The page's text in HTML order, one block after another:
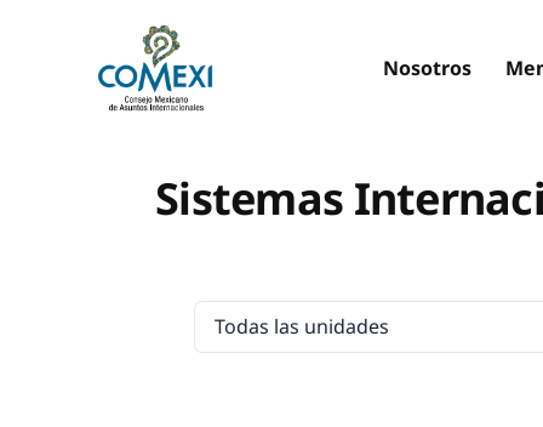
Nosotros
Sistemas